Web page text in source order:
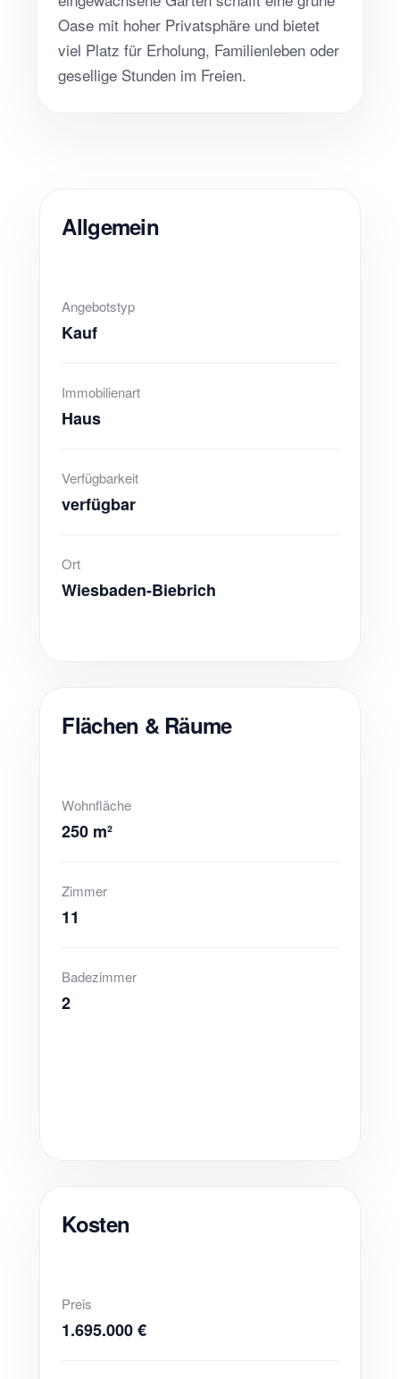
Oase mit hoher Privatsphäre und bietet
viel Platz für Erholung, Familienleben oder
gesellige Stunden im Freien.
Allgemein
Angebotstyp
Kauf
Immobilienart
Haus
Verfügbarkeit
verfügbar
Ort
Wiesbaden-Biebrich
Flächen & Räume
Wohnfläche
250 m²
Zimmer
11
Badezimmer
2
Kosten
Preis
1.695.000 €